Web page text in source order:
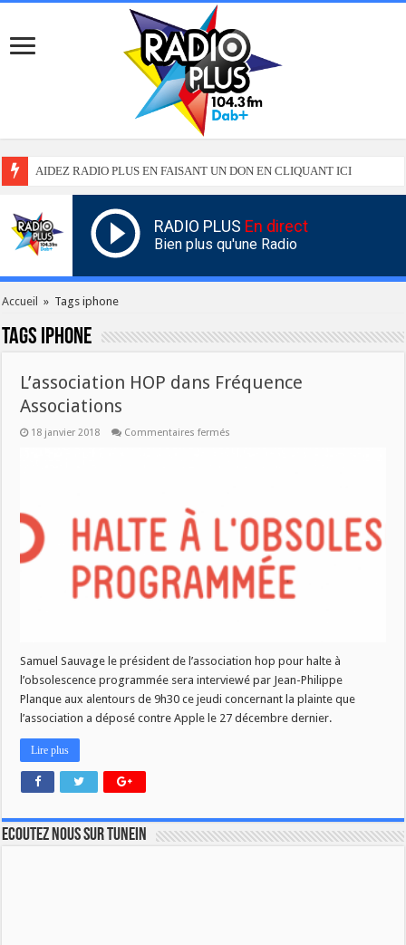
AIDEZ RADIO PLUS EN FAISANT UN DON EN CLIQUANT ICI
RADIO PLUS En direct
Bien plus qu'une Radio
Accueil » Tags iphone
Tags iphone
L’association HOP dans Fréquence
Associations
18 janvier 2018 Commentaires fermés
Samuel Sauvage le président de l’association hop pour halte à
l’obsolescence programmée sera interviewé par Jean-Philippe
Planque aux alentours de 9h30 ce jeudi concernant la plainte que
l’association a déposé contre Apple le 27 décembre dernier.
Lire plus
Ecoutez nous sur TuneIn